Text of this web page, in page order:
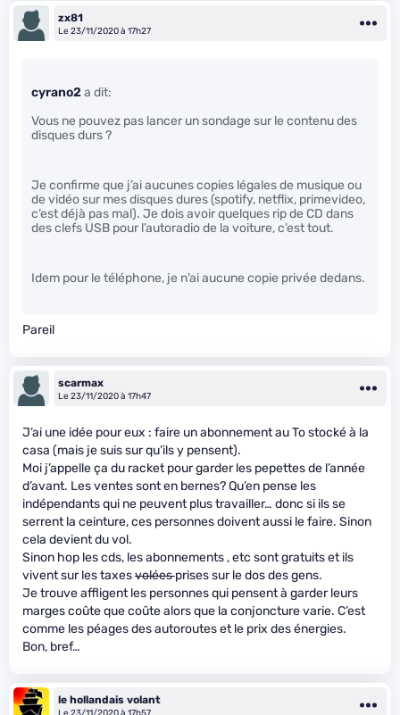
zx81
Le 23/11/2020 à 17h27
cyrano2a dit:
Vous ne pouvez pas lancer un sondage sur le contenu des
disques durs ?
Je confirme que j’ai aucunes copies légales de musique ou
de vidéo sur mes disques dures (spotify, netflix, primevideo,
c’est déjà pas mal). Je dois avoir quelques rip de CD dans
des clefs USB pour l’autoradio de la voiture, c’est tout.
Idem pour le téléphone, je n’ai aucune copie privée dedans.
Pareil
scarmax
Le 23/11/2020 à 17h47
J’ai une idée pour eux : faire un abonnement au To stocké à la
casa (mais je suis sur qu’ils y pensent).
Moi j’appelle ça du racket pour garder les pepettes de l’année
d’avant. Les ventes sont en bernes? Qu’en pense les
indépendants qui ne peuvent plus travailler… donc si ils se
serrent la ceinture, ces personnes doivent aussi le faire. Sinon
cela devient du vol.
Sinon hop les cds, les abonnements , etc sont gratuits et ils
vivent sur les taxesvoléesprises sur le dos des gens.
Je trouve affligent les personnes qui pensent à garder leurs
marges coûte que coûte alors que la conjoncture varie. C’est
comme les péages des autoroutes et le prix des énergies.
Bon, bref…
le hollandais volant